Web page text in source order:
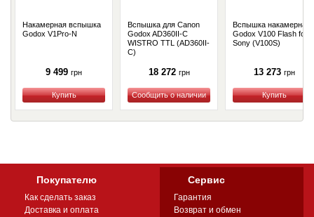
Накамерная вспышка
Godox V1Pro-N
9 499 грн
Купить
Вспышка для Canon
Godox AD360II-C
WISTRO TTL (AD360II-
C)
18 272 грн
Купить
Вспышка накамерная
Godox V100 Flash for
Sony (V100S)
13 273 грн
Купить
Покупателю
Как сделать заказ
Доставка и оплата
Сервис
Гарантия
Возврат и обмен